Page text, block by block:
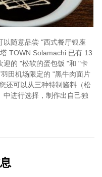
以随意品尝 "西式餐厅银座
TOWN Solamachi 已有 13
迎的 "松软的蛋包饭 "和 "卡
田机场限定的 "黑牛肉面片
还可以从三种特制酱料（松
中进行选择，制作出自己独